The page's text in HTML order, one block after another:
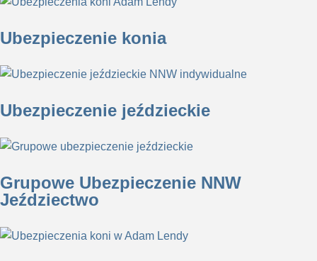
Ubezpieczenie konia
Ubezpieczenie jeździeckie
Grupowe Ubezpieczenie NNW
Jeździectwo